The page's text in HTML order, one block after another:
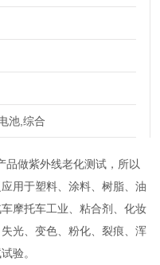
池,综合
品做紫外线老化测试，所以
用于塑料、涂料、树脂、油
摩托车工业、粘合剂、化妆
光、变色、粉化、裂痕、浑
验。